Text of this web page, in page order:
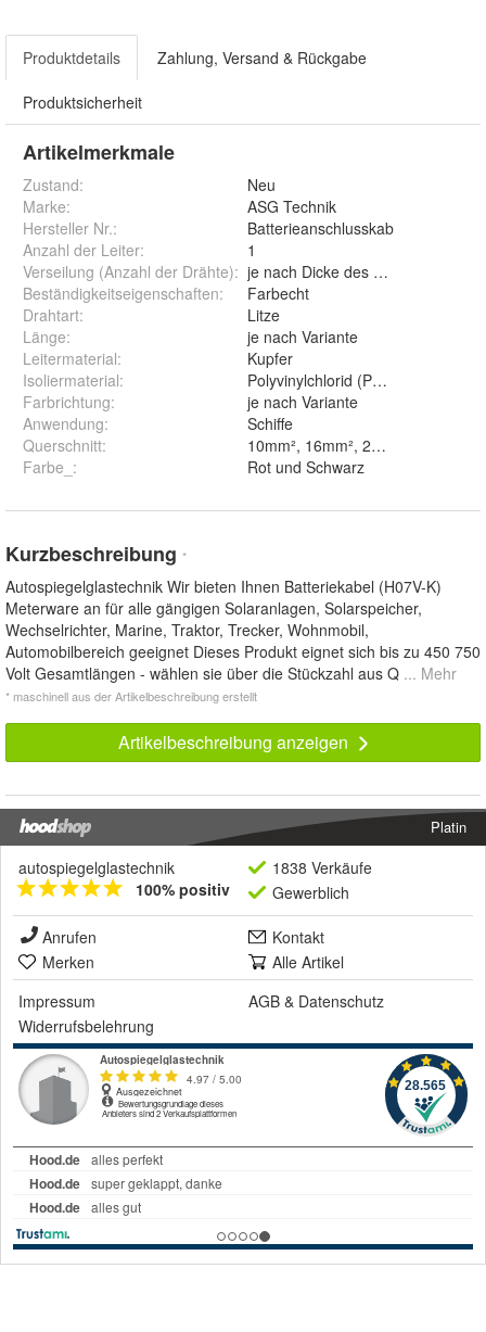
Produktdetails Zahlung, Versand & Rückgabe
Produktsicherheit
Artikelmerkmale
Zustand:
Neu
Marke:
ASG Technik
Hersteller Nr.:
Batterieanschlusskab
Anzahl der Leiter:
1
Verseilung (Anzahl der Drähte): je nach Dicke des Kabels
Beständigkeitseigenschaften:
Farbecht
Drahtart:
Litze
Länge:
je nach Variante
Leitermaterial:
Kupfer
Isoliermaterial:
Polyvinylchlorid (PVC)
Farbrichtung:
je nach Variante
Anwendung:
Schiffe
Querschnitt:
Farbe_ : Rot und Schwarz
Kurzbeschreibung *
Autospiegelglastechnik Wir bieten Ihnen Batteriekabel (H07V-K)
Meterware an für alle gängigen Solaranlagen, Solarspeicher,
Wechselrichter, Marine, Traktor, Trecker, Wohnmobil,
Automobilbereich geeignet Dieses Produkt eignet sich bis zu 450 750
Volt Gesamtlängen - wählen sie über die Stückzahl aus Q ... Mehr
* maschinell aus der Artikelbeschreibung erstellt
Artikelbeschreibung anzeigen
Platin
autospiegelglastechnik
100% positiv
1838 Verkäufe
Gewerblich
Anrufen
Kontakt
Merken
Alle Artikel
Impressum
AGB & Datenschutz
Widerrufsbelehrung